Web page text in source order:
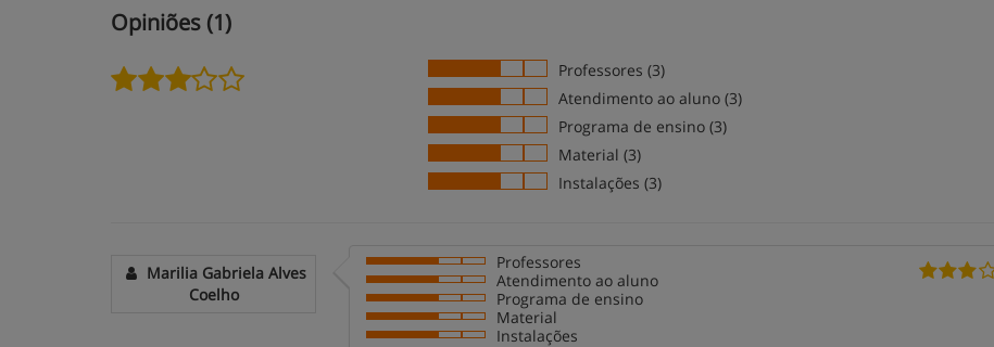
Opiniões (1)
Professores (3)
Atendimento ao aluno (3)
Programa de ensino (3)
Material (3)
Instalações (3)
Marilia Gabriela Alves
Coelho
Professores
Atendimento ao aluno
Programa de ensino
Material
Instalações